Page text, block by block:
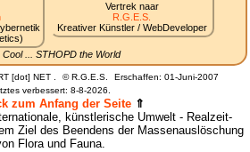
Vertrek naar
R.G.E.S.
Kreativer Künstler / WebDeveloper
Cool ... STHOPD the World
[dot] NET . ©R.G.E.S.
Erschaffen: 01-Juni-2007
verbessert: 8-8-2026.
zum Anfang der Seite⇑
künstlerische Umwelt - Realzeit-
Ziel des Beendens der Massenauslöschung
Flora und Fauna.